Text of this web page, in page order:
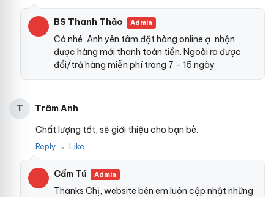
BS Thanh Thảo Admin
Có nhé, Anh yên tâm đặt hàng online ạ, nhận
được hàng mới thanh toán tiền. Ngoài ra được
đổi/trả hàng miễn phí trong 7 - 15 ngày
T
Trâm Anh
Chất lượng tốt, sẽ giới thiệu cho bạn bè.
Reply ● Like
Cẩm Tú Admin
Thanks Chị, website bên em luôn cập nhật những